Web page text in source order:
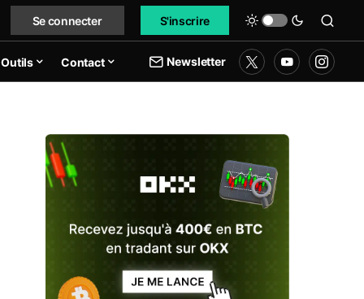
Se connecter S'inscrire
Outils Contact Newsletter